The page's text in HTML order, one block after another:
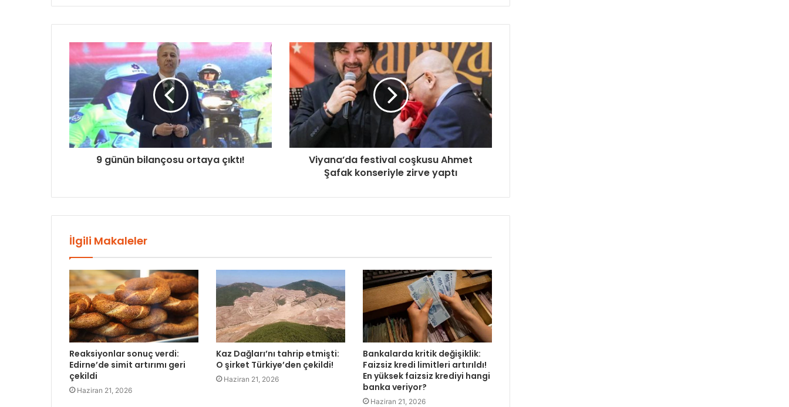
9 günün bilançosu ortaya çıktı!
Viyana’da festival coşkusu Ahmet
Şafak konseriyle zirve yaptı
İlgili Makaleler
Reaksiyonlar sonuç verdi:
Edirne’de simit artırımı geri
çekildi
Haziran 21, 2026
Kaz Dağları’nı tahrip etmişti:
O şirket Türkiye’den çekildi!
Haziran 21, 2026
Bankalarda kritik değişiklik:
Faizsiz kredi limitleri artırıldı!
En yüksek faizsiz krediyi hangi
banka veriyor?
Haziran 21, 2026